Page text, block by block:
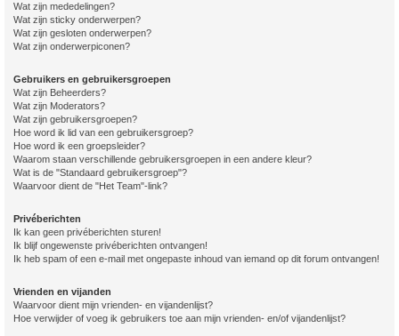
Wat zijn mededelingen?
Wat zijn sticky onderwerpen?
Wat zijn gesloten onderwerpen?
Wat zijn onderwerpiconen?
Gebruikers en gebruikersgroepen
Wat zijn Beheerders?
Wat zijn Moderators?
Wat zijn gebruikersgroepen?
Hoe word ik lid van een gebruikersgroep?
Hoe word ik een groepsleider?
Waarom staan verschillende gebruikersgroepen in een andere kleur?
Wat is de "Standaard gebruikersgroep"?
Waarvoor dient de "Het Team"-link?
Privéberichten
Ik kan geen privéberichten sturen!
Ik blijf ongewenste privéberichten ontvangen!
Ik heb spam of een e-mail met ongepaste inhoud van iemand op dit forum ontvangen!
Vrienden en vijanden
Waarvoor dient mijn vrienden- en vijandenlijst?
Hoe verwijder of voeg ik gebruikers toe aan mijn vrienden- en/of vijandenlijst?